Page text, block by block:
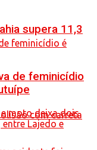
supera 11,3
de feminicídio